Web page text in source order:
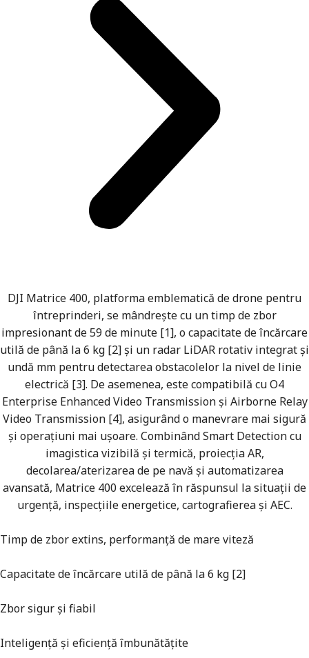
DJI Matrice 400, platforma emblematică de drone pentru
întreprinderi, se mândrește cu un timp de zbor
impresionant de 59 de minute [1], o capacitate de încărcare
utilă de până la 6 kg [2] și un radar LiDAR rotativ integrat și
undă mm pentru detectarea obstacolelor la nivel de linie
electrică [3]. De asemenea, este compatibilă cu O4
Enterprise Enhanced Video Transmission și Airborne Relay
Video Transmission [4], asigurând o manevrare mai sigură
și operațiuni mai ușoare. Combinând Smart Detection cu
imagistica vizibilă și termică, proiecția AR,
decolarea/aterizarea de pe navă și automatizarea
avansată, Matrice 400 excelează în răspunsul la situații de
urgență, inspecțiile energetice, cartografierea și AEC.
Timp de zbor extins, performanță de mare viteză
Capacitate de încărcare utilă de până la 6 kg [2]
Zbor sigur și fiabil
Inteligență și eficiență îmbunătățite